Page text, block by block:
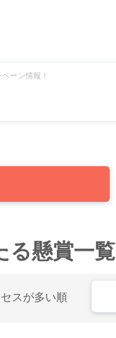
ーン情報！
る懸賞一覧
スが多い順